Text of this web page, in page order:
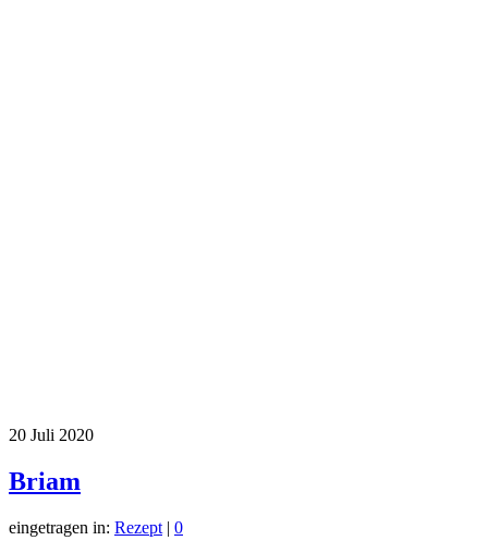
20 Juli 2020
Briam
eingetragen in: Rezept | 0